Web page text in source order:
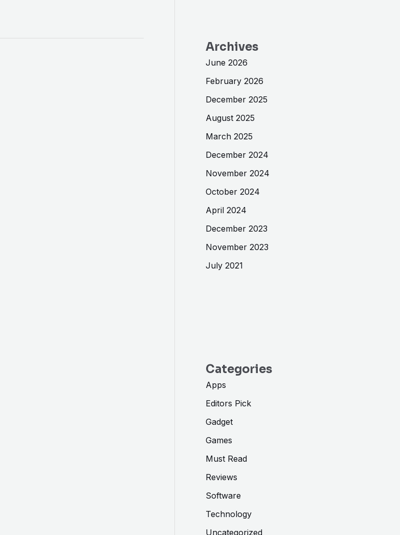
Archives
June 2026
February 2026
December 2025
August 2025
March 2025
December 2024
November 2024
October 2024
April 2024
December 2023
November 2023
July 2021
Categories
Apps
Editors Pick
Gadget
Games
Must Read
Reviews
Software
Technology
Uncategorized